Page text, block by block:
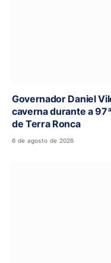
Governador Daniel
caverna durante a
de Terra Ronca
6 de agosto de 2026